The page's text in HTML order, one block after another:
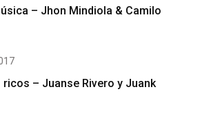
– Jhon Mindiola & Camilo
– Juanse Rivero y Juank